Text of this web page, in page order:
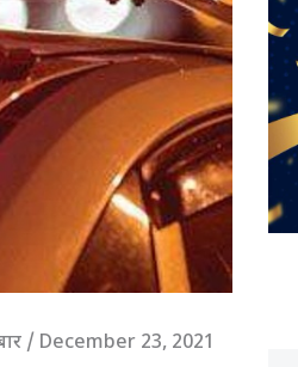
/ December 23, 2021